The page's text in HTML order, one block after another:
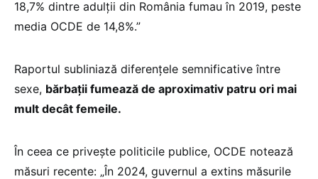
18,7% dintre adulții din România fumau în 2019, peste
media OCDE de 14,8%.”
Raportul subliniază diferențele semnificative între
sexe, bărbații fumează de aproximativ patru ori mai
mult decât femeile.
În ceea ce privește politicile publice, OCDE notează
măsuri recente: „În 2024, guvernul a extins măsurile